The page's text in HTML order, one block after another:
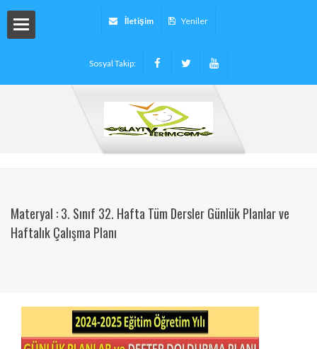
İletişim Yeniler
Sosyal Takip:
Materyal : 3. Sınıf 32. Hafta Tüm Dersler Günlük Planlar ve
Haftalık Çalışma Planı